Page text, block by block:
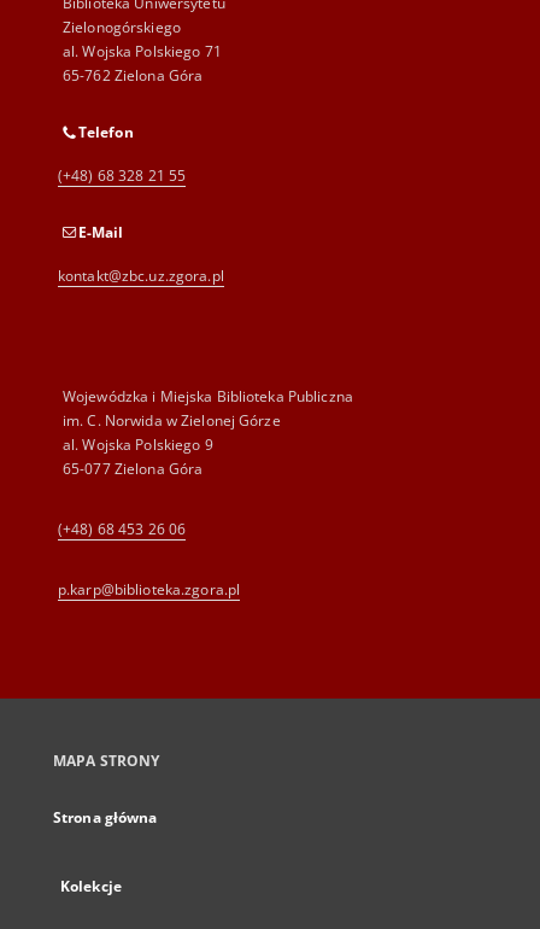
Zielonogórskiego
al. Wojska Polskiego 71
65-762 Zielona Góra
Telefon
(+48) 68 328 21 55
E-Mail
kontakt@zbc.uz.zgora.pl
Wojewódzka i Miejska Biblioteka Publiczna
im. C. Norwida w Zielonej Górze
al. Wojska Polskiego 9
65-077 Zielona Góra
(+48) 68 453 26 06
p.karp@biblioteka.zgora.pl
MAPA STRONY
Strona główna
Kolekcje